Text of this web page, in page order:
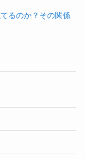
るのか？その関係